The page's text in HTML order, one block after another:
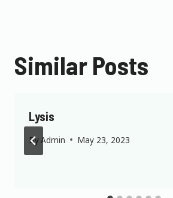
Similar Posts
Lysis
ByAdmin May 23, 2023